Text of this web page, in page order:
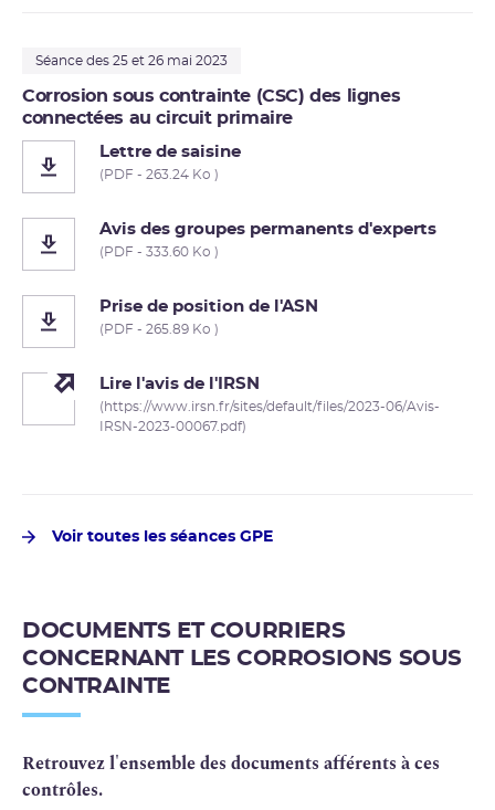
Séance des 25 et 26 mai 2023
Corrosion sous contrainte (CSC) des lignes
connectées au circuit primaire
Lettre de saisine
(PDF - 263.24 Ko )
Avis des groupes permanents d'experts
(PDF - 333.60 Ko )
Prise de position de l'ASN
(PDF - 265.89 Ko )
Lire l'avis de l'IRSN
(https://www.irsn.fr/sites/default/files/2023-06/Avis-
IRSN-2023-00067.pdf)
Voir toutes les séances GPE
DOCUMENTS ET COURRIERS
CONCERNANT LES CORROSIONS SOUS
CONTRAINTE
Retrouvez l'ensemble des documents afférents à ces
contrôles.